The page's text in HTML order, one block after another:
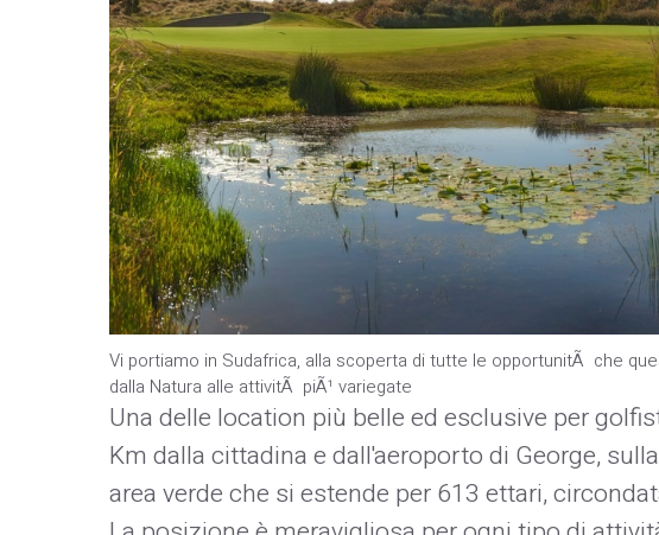
Vi portiamo in Sudafrica, alla scoperta di tutte le opportunitÃ che
dalla Natura alle attivitÃ piÃ¹ variegate
Una delle location più belle ed esclusive per
Km dalla cittadina e dall'aeroporto di George,
area verde che si estende per 613 ettari,